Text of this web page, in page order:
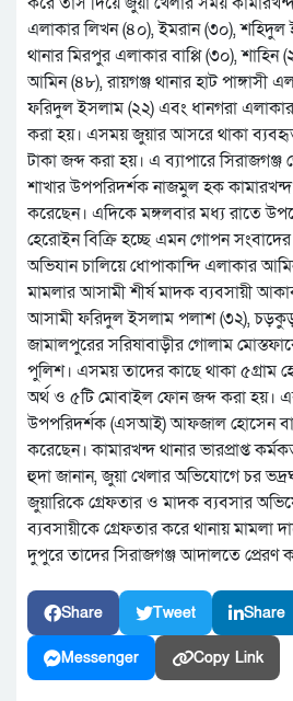
এলাকার লিখন (৪০), ইমরান (৩০), শহিদুল
থানার মিরপুর এলাকার বাপ্পি (৩০), শাহিন
আমিন (৪৮), রায়গঞ্জ থানার হাট পাঙ্গাসী
ফরিদুল ইসলাম (২২) এবং ধানগরা
করা হয়। এসময় জুয়ার আসরে থাকা
টাকা জব্দ করা হয়। এ ব্যাপারে সিরাজগঞ্জ
শাখার উপপরিদর্শক নাজমুল হক কামারখন্দ
করেছেন। এদিকে মঙ্গলবার মধ্য রাতে
হেরোইন বিক্রি হচ্ছে এমন গোপন
অভিযান চালিয়ে ধোপাকান্দি এলাকার
মামলার আসামী শীর্ষ মাদক ব্যবসায়ী
আসামী ফরিদুল ইসলাম পলাশ (৩২),
জামালপুরের সরিষাবাড়ীর গোলাম
পুলিশ। এসময় তাদের কাছে থাকা ৫গ্রাম
অর্থ ও ৫টি মোবাইল ফোন জব্দ করা হয়।
উপপরিদর্শক (এসআই) আফজাল হোসেন
করেছেন। কামারখন্দ থানার ভারপ্রাপ্ত
হুদা জানান, জুয়া খেলার অভিযোগে চর
জুয়ারিকে গ্রেফতার ও মাদক ব্যবসার
ব্যবসায়ীকে গ্রেফতার করে থানায় মামলা
দুপুরে তাদের সিরাজগঞ্জ আদালতে প্রেরণ
Share Tweet Share
Messenger Copy Link